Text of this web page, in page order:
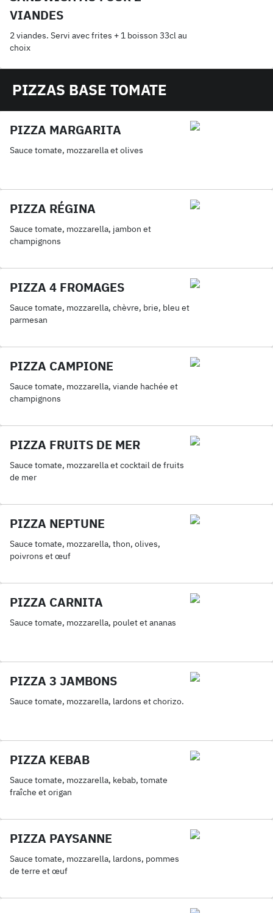
VIANDES
2 viandes. Servi avec frites + 1 boisson 33cl au
choix
PIZZAS BASE TOMATE
PIZZA MARGARITA
Sauce tomate, mozzarella et olives
PIZZA RÉGINA
Sauce tomate, mozzarella, jambon et
champignons
PIZZA 4 FROMAGES
Sauce tomate, mozzarella, chèvre, brie, bleu et
parmesan
PIZZA CAMPIONE
Sauce tomate, mozzarella, viande hachée et
champignons
PIZZA FRUITS DE MER
Sauce tomate, mozzarella et cocktail de fruits
de mer
PIZZA NEPTUNE
Sauce tomate, mozzarella, thon, olives,
poivrons et œuf
PIZZA CARNITA
Sauce tomate, mozzarella, poulet et ananas
PIZZA 3 JAMBONS
Sauce tomate, mozzarella, lardons et chorizo.
PIZZA KEBAB
Sauce tomate, mozzarella, kebab, tomate
fraîche et origan
PIZZA PAYSANNE
Sauce tomate, mozzarella, lardons, pommes
de terre et œuf